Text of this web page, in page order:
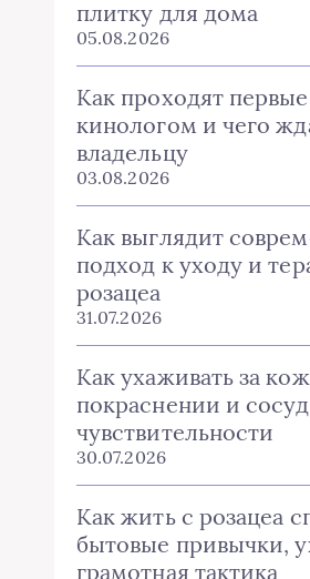
плитку для дома
05.08.2026
Как проходят первые
кинологом и чего
владельцу
03.08.2026
Как выглядит
подход к уходу и
розацеа
31.07.2026
Как ухаживать за
покраснении и
чувствительности
30.07.2026
Как жить с розацеа
бытовые привычки,
грамотная тактика